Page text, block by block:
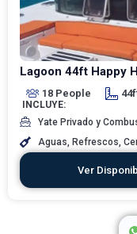
Lagoon 44ft Happy
18 People
INCLUYE:
Yate Privado y
Aguas, Refrescos,
Ver